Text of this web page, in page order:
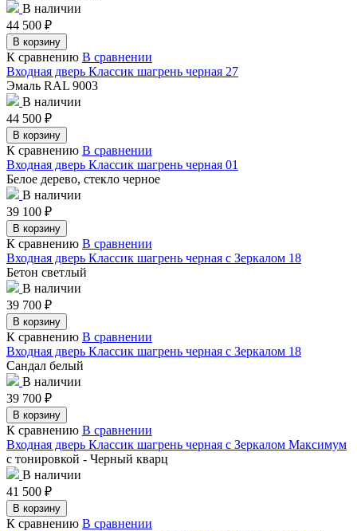
В наличии
44 500 ₽
В корзину
К сравнению В сравнении
Входная дверь Классик шагрень черная 27
Эмаль RAL 9003
В наличии
44 500 ₽
В корзину
К сравнению В сравнении
Входная дверь Классик шагрень черная 01
Белое дерево, стекло черное
В наличии
39 100 ₽
В корзину
К сравнению В сравнении
Входная дверь Классик шагрень черная с Зеркалом 18
Бетон светлый
В наличии
39 700 ₽
В корзину
К сравнению В сравнении
Входная дверь Классик шагрень черная с Зеркалом 18
Сандал белый
В наличии
39 700 ₽
В корзину
К сравнению В сравнении
Входная дверь Классик шагрень черная с Зеркалом Максимум
с тонировкой - Черный кварц
В наличии
41 500 ₽
В корзину
К сравнению В сравнении